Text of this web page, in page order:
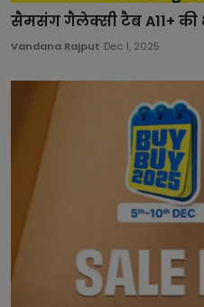
सैमसंग गैलेक्सी टैब A11+ की
Vandana Rajput Dec 1, 2025